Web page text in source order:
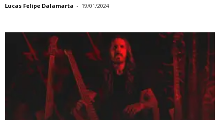
Lucas Felipe Dalamarta - 19/01/2024